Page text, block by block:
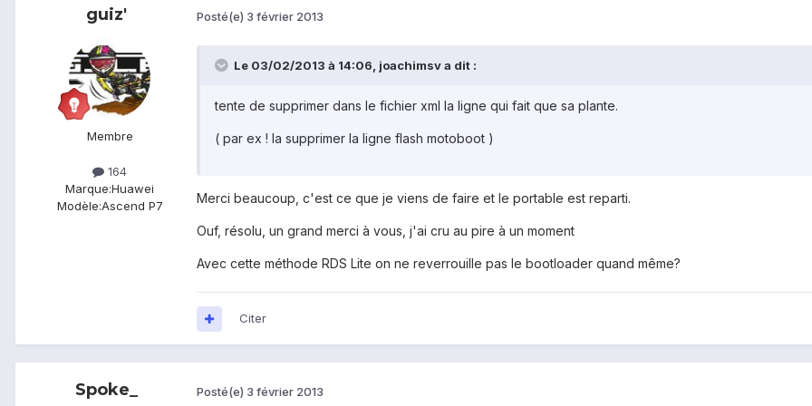
guiz'
Membre
164
Marque:Huawei
Modèle:Ascend P7
Posté(e) 3 février 2013
Le 03/02/2013 à 14:06, joachimsv a dit :
tente de supprimer dans le fichier xml la ligne qui fait que sa plante.
( par ex ! la supprimer la ligne flash motoboot )
Merci beaucoup, c'est ce que je viens de faire et le portable est reparti.
Ouf, résolu, un grand merci à vous, j'ai cru au pire à un moment
Avec cette méthode RDS Lite on ne reverrouille pas le bootloader quand même?
Citer
Spoke_ Posté(e) 3 février 2013